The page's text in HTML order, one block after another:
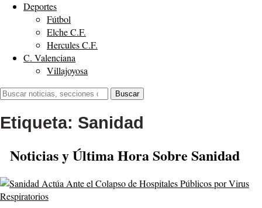
Deportes
Fútbol
Elche C.F.
Hercules C.F.
C. Valenciana
Villajoyosa
Buscar:
Buscar
Etiqueta: Sanidad
Noticias y Última Hora Sobre Sanidad